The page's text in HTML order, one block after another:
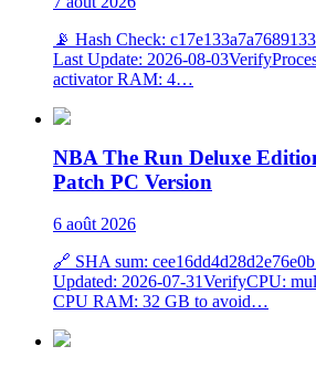
📡 Hash Check:
Last Update: 2026-08-
activator RAM: 4…
NBA The Run Deluxe
Patch PC Version
6 août 2026
🔗 SHA sum:
Updated: 2026-07-31VerifyCPU:
CPU RAM: 32 GB to avoid…